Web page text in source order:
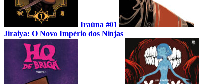
Iraúna #01
Jiraiya: O Novo Império dos Ninjas